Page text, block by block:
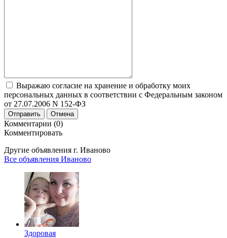
Выражаю согласие на хранение и обработку моих
персональных данных в соответствии с Федеральным законом
от 27.07.2006 N 152-ФЗ
Отправить Отмена
Комментарии (0)
Комментировать
Другие объявления г. Иваново
Все объявления Иваново
Здоровая